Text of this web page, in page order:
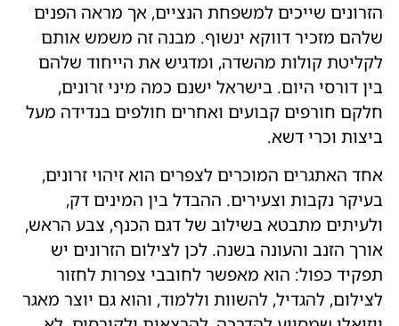
הזרונים שייכים למשפחת הנציים, אך מראה הפנים
שלהם מזכיר דווקא ינשוף. מבנה זה משמש אותם
לקליטת קולות מהשדה, ומדגיש את הייחוד שלהם
בין דורסי היום. בישראל ישנם כמה מיני זרונים,
חלקם חורפים קבועים ואחרים חולפים בנדידה מעל
ביצות וכרי דשא.
אחד האתגרים המוכרים לצפרים הוא זיהוי זרונים,
בעיקר נקבות וצעירים. ההבדל בין המינים דק,
ולעיתים מתבטא בשילוב של דגם הכנף, צבע הראש,
אורך הזנב והעונה בשנה. לכן לצילום הזרונים יש
תפקיד כפול: הוא מאפשר לחובבי צפרות לחזור
לצילום, להגדיל, להשוות וללמוד, והוא גם יוצר מאגר